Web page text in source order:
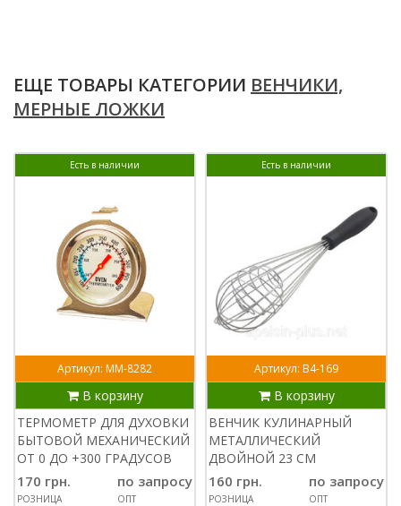
ЕЩЕ ТОВАРЫ КАТЕГОРИИ ВЕНЧИКИ,
МЕРНЫЕ ЛОЖКИ
Есть в наличии
Артикул: ММ-8282
В корзину
ТЕРМОМЕТР ДЛЯ ДУХОВКИ
БЫТОВОЙ МЕХАНИЧЕСКИЙ
ОТ 0 ДО +300 ГРАДУСОВ
170 грн.
РОЗНИЦА
по запросу
ОПТ
Есть в наличии
Артикул: В4-169
В корзину
ВЕНЧИК КУЛИНАРНЫЙ
МЕТАЛЛИЧЕСКИЙ
ДВОЙНОЙ 23 СМ
160 грн.
РОЗНИЦА
по запросу
ОПТ